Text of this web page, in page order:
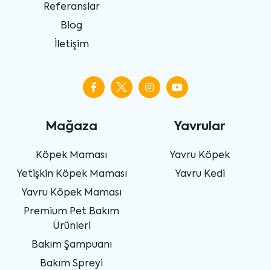
Referanslar
Blog
İletişim
Mağaza
Köpek Maması
Yetişkin Köpek Maması
Yavru Köpek Maması
Premium Pet Bakım
Ürünleri
Bakım Şampuanı
Bakım Spreyi
Yavrular
Yavru Köpek
Yavru Kedi